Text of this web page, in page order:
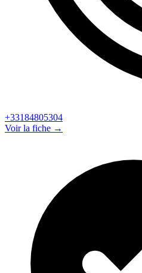
+33184805304
Voir la fiche →